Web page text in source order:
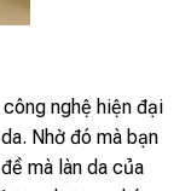
nghệ hiện đại
Nhờ đó mà bạn
mà làn da của